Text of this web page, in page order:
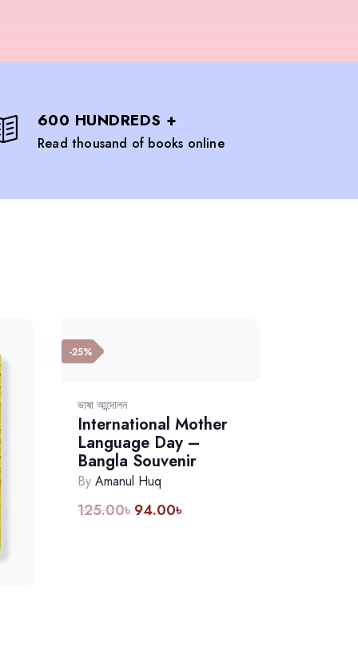
600 HUNDREDS +
Read thousand of books online
-25%
ভাষা আন্দোলন
International Mother
Language Day –
Bangla Souvenir
ByAmanul Huq
125.00৳ 94.00৳